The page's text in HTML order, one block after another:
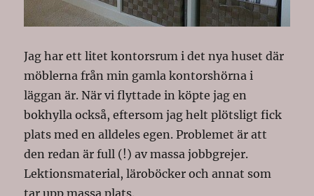
Jag har ett litet kontorsrum i det nya huset där
möblerna från min gamla kontorshörna i
läggan är. När vi flyttade in köpte jag en
bokhylla också, eftersom jag helt plötsligt fick
plats med en alldeles egen. Problemet är att
den redan är full (!) av massa jobbgrejer.
Lektionsmaterial, läroböcker och annat som
tar upp massa plats.